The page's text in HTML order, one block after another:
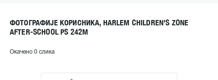
ФОТОГРАФИЈЕ КОРИСНИКА, HARLEM CHILDREN'S ZONE
AFTER-SCHOOL PS 242M
Окачено 0 слика